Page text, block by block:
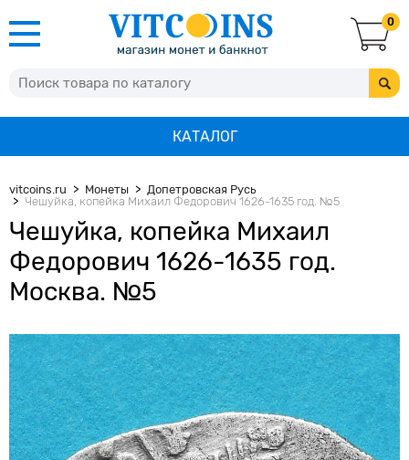
0
КАТАЛОГ
vitcoins.ru Монеты
Допетровская Русь
Чешуйка, копейка Михаил Федорович 1626-1635 год. №5
Чешуйка, копейка Михаил
Федорович 1626-1635 год.
Москва. №5